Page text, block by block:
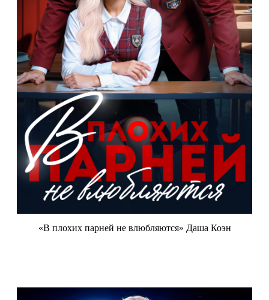
«В плохих парней не влюбляются» Даша Коэн